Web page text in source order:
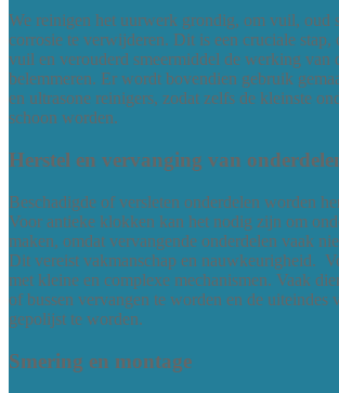
We reinigen het uurwerk grondig, om vuil, oud
corrosie te verwijderen. Dit is een cruciale stap,
vuil en verouderd smeermiddel de werking van
belemmeren. Er wordt bovendien gebruik
en ultrasone reinigers, zodat zelfs de kleinste
schoon worden.
Herstel en vervanging van
Beschadigde of versleten onderdelen worden
Voor antieke klokken kan het nodig zijn om
maken, omdat vervangende onderdelen vaak
Dit vereist vakmanschap en nauwkeurigheid.
met kleine en complexe mechanismen. Vaak
of bussen vervangen te worden en de uiteindes
gepolijst te worden.
Smering en montage